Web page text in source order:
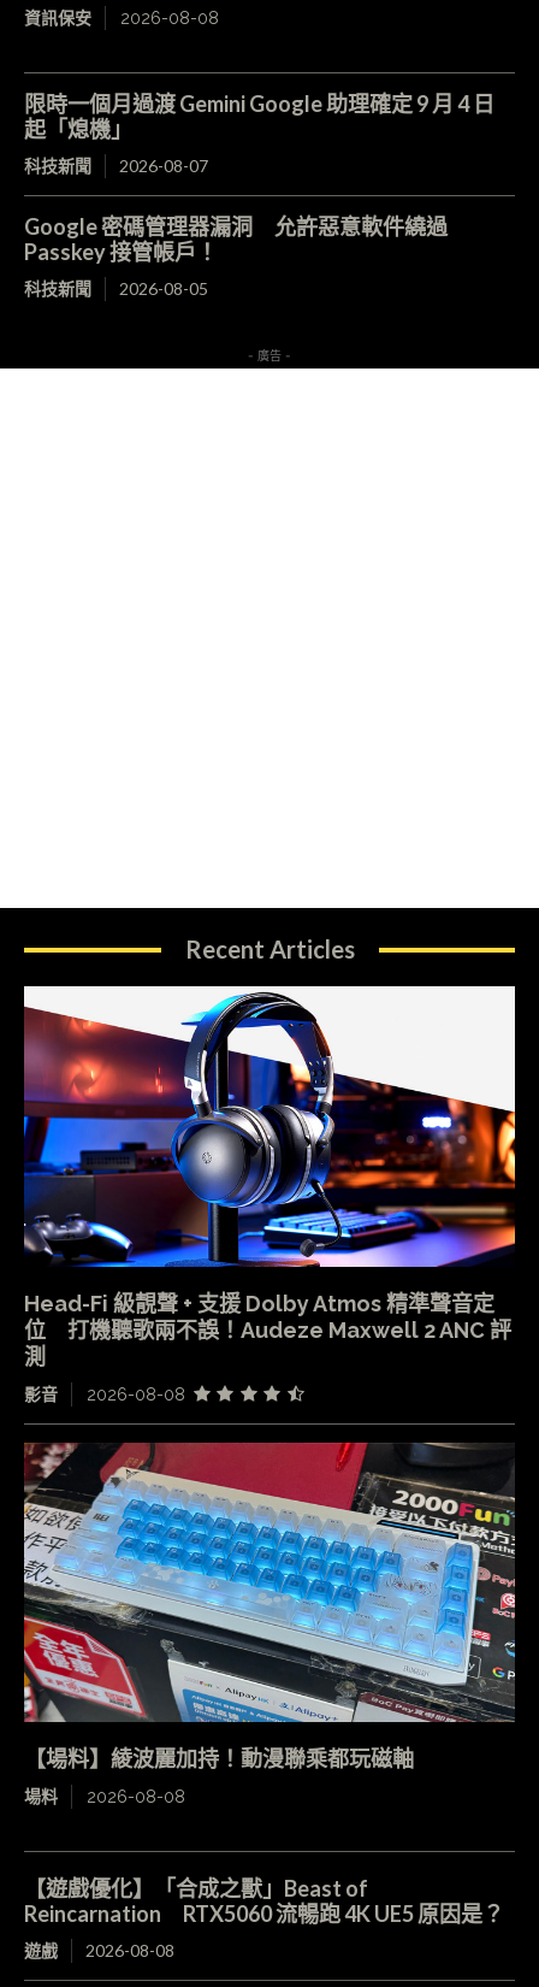
資訊保安 2026-08-08
限時一個月過渡 Gemini Google 助理確定 9 月 4 日
起「熄機」
科技新聞 2026-08-07
Google 密碼管理器漏洞 允許惡意軟件繞過
Passkey 接管帳戶！
科技新聞 2026-08-05
- 廣告 -
Recent Articles
Head-Fi 級靚聲 + 支援 Dolby Atmos 精準聲音定
位 打機聽歌兩不誤！Audeze Maxwell 2 ANC 評
測
影音 2026-08-08
【場料】綾波麗加持！動漫聯乘都玩磁軸
場料 2026-08-08
【遊戲優化】「合成之獸」Beast of
Reincarnation RTX5060 流暢跑 4K UE5 原因是？
遊戲 2026-08-08